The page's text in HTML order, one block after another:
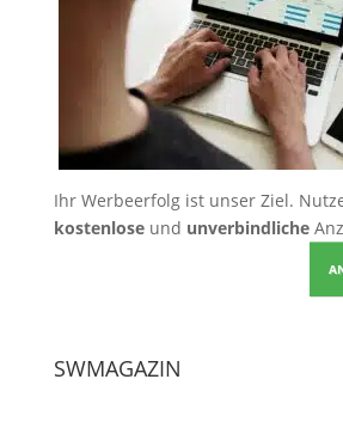
Ihr Werbeerfolg ist unser Ziel.
kostenloseund unverbindliche
SWMAGAZIN